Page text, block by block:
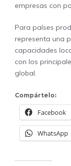
empresas con
Para países
representa una
capacidades
con los
global.
Compártelo:
Facebook
WhatsApp